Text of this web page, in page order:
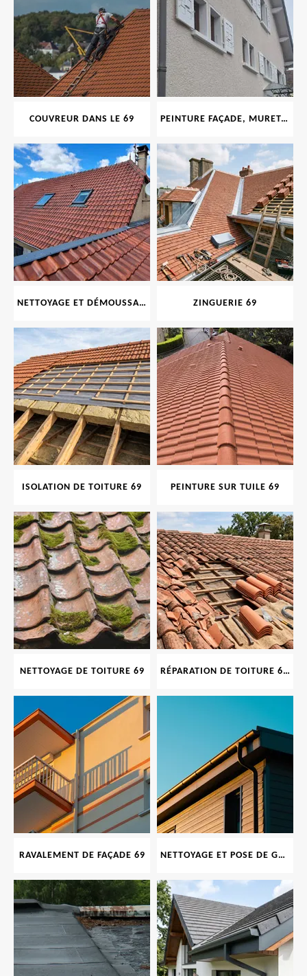
COUVREUR DANS LE 69 PEINTURE FAÇADE, MURET, TOITURE, BOISERIE, FERRONERIE, GOUTTIÈRE 69
NETTOYAGE ET DÉMOUSSAGE DE TOITURE ET FAÇADE 69 ZINGUERIE 69
ISOLATION DE TOITURE 69 PEINTURE SUR TUILE 69
NETTOYAGE DE TOITURE 69 RÉPARATION DE TOITURE 69 RHONE, TUILES CASSÉES OU ABIMÉES
RAVALEMENT DE FAÇADE 69 NETTOYAGE ET POSE DE GOUTTIÈRE 69